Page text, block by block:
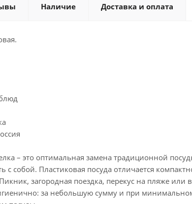
Наличие Доставка и оплата
– это оптимальная замена традиционной
с собой. Пластиковая посуда отличается
загородная поездка, перекус на пляже или
за небольшую сумму и при